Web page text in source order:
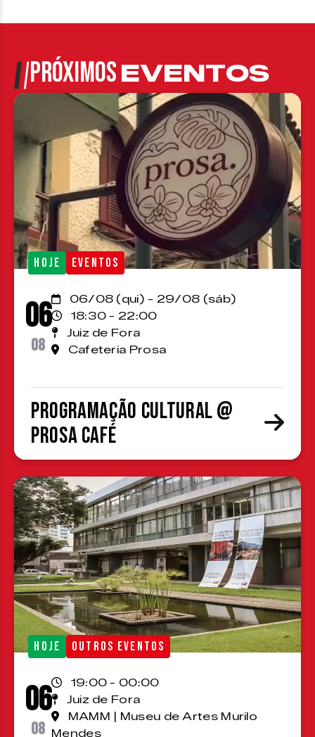
PRÓXIMOSEVENTOS
HOJE EVENTOS
06
08
06/08 (qui) - 29/08 (sáb)
18:30 - 22:00
Juiz de Fora
Cafeteria Prosa
Programação cultural @
Prosa Café
HOJE OUTROS EVENTOS
06
08
19:00 - 00:00
Juiz de Fora
MAMM | Museu de Artes Murilo
Mendes